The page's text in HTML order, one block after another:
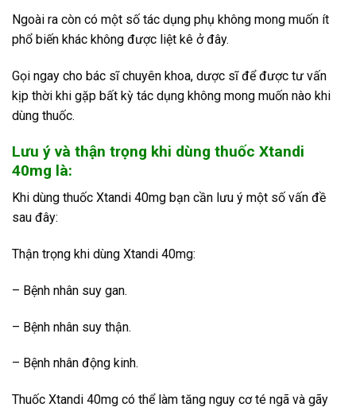
Ngoài ra còn có một số tác dụng phụ không mong muốn ít
phổ biến khác không được liệt kê ở đây.
Gọi ngay cho bác sĩ chuyên khoa, dược sĩ để được tư vấn
kịp thời khi gặp bất kỳ tác dụng không mong muốn nào khi
dùng thuốc.
Lưu ý và thận trọng khi dùng thuốc Xtandi
40mg là:
Khi dùng thuốc Xtandi 40mg bạn cần lưu ý một số vấn đề
sau đây:
Thận trọng khi dùng Xtandi 40mg:
– Bệnh nhân suy gan.
– Bệnh nhân suy thận.
– Bệnh nhân động kinh.
Thuốc Xtandi 40mg có thể làm tăng nguy cơ té ngã và gãy